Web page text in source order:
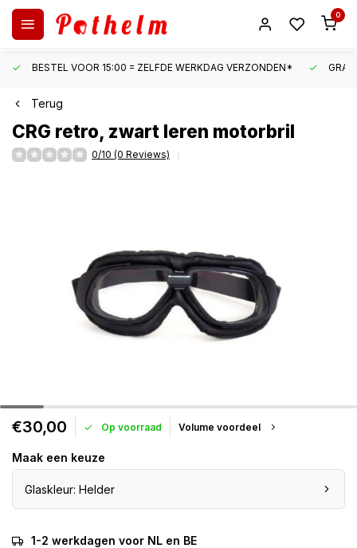
0
BESTEL VOOR 15:00 = ZELFDE WERKDAG VERZONDEN*
Terug
CRG retro, zwart leren motorbril
0/10 (0 Reviews)
€30,00 Op voorraad Volume voordeel
Maak een keuze
Glaskleur: Helder
1-2 werkdagen voor NL en BE